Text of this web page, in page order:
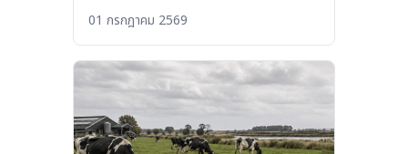
01 กรกฎาคม 2569